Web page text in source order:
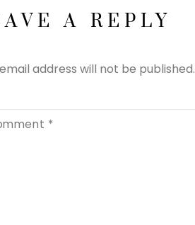
A REPLY
address will not be published.
*